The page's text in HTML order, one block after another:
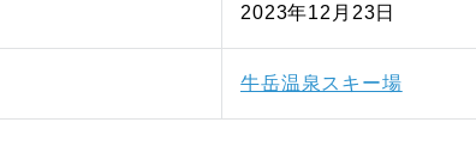
2023年12月23日
牛岳温泉スキー場